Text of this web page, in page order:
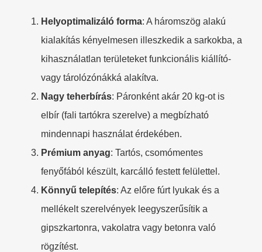
​Helyoptimalizáló forma​​: A háromszög alakú
kialakítás kényelmesen illeszkedik a sarkokba, a
kihasználatlan területeket funkcionális kiállító-
vagy tárolózónákká alakítva.
​Nagy teherbírás​​: Páronként akár 20 kg-ot is
elbír (fali tartókra szerelve) a megbízható
mindennapi használat érdekében.
​Prémium anyag​​: Tartós, csomómentes
fenyőfából készült, karcálló festett felülettel.
​Könnyű telepítés​​: Az előre fúrt lyukak és a
mellékelt szerelvények leegyszerűsítik a
gipszkartonra, vakolatra vagy betonra való
rögzítést.